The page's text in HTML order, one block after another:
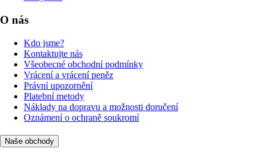
O nás
Kdo jsme?
Kontaktujte nás
Všeobecné obchodní podmínky
Vrácení a vrácení peněz
Právní upozornění
Platební metody
Náklady na dopravu a možnosti doručení
Oznámení o ochraně soukromí
Naše obchody